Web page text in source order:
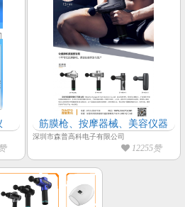
筋膜枪、按摩器械、美容仪器
深圳市森普高科电子有限公司
12255赞